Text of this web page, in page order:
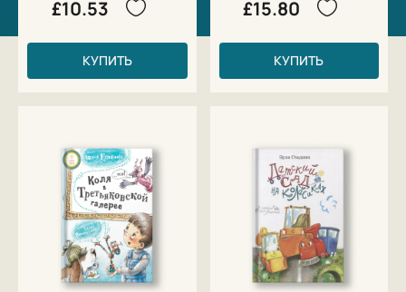
£10.53
КУПИТЬ
£15.80
КУПИТЬ